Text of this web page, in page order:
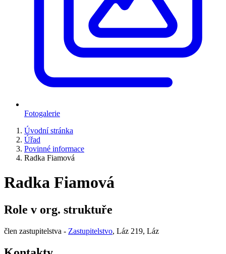
Fotogalerie
Úvodní stránka
Úřad
Povinné informace
Radka Fiamová
Radka Fiamová
Role v org. struktuře
člen zastupitelstva - Zastupitelstvo, Láz 219, Láz